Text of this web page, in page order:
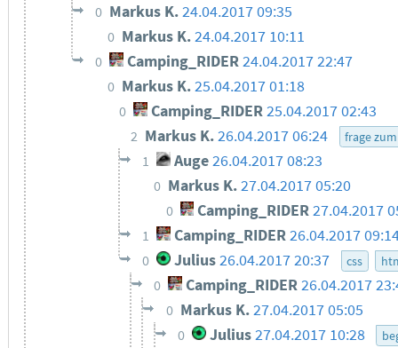
0 Markus K.24.04.2017 09:35
0 Markus K.24.04.2017 10:11
0 Camping_RIDER24.04.2017 22:47
0 Markus K.25.04.2017 01:18
0 Camping_RIDER 25.04.2017 02:43
2 Markus K.26.04.2017 06:24 frage
1 Auge26.04.2017 08:23
0 Markus K.27.04.2017 05:20
0 Camping_RIDER27.04.2017
1 Camping_RIDER26.04.2017
0 Julius26.04.2017 20:37 css
0 Camping_RIDER26.04.2017
0 Markus K.27.04.2017 05:05
0 Julius 27.04.2017 10:28